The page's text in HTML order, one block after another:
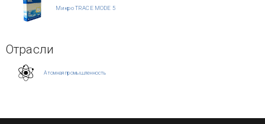
Микро TRACE MODE 5
Отрасли
Атомная промышленность